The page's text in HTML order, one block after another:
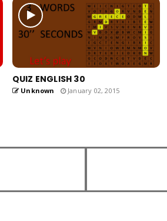
QUIZ ENGLISH 30
Unknown January 02, 2015